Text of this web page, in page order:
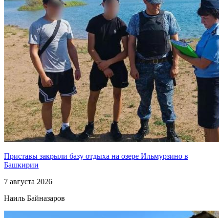
Приставы закрыли базу отдыха на озере Ильмурзино в
Башкирии
7 августа 2026
Наиль Байназаров